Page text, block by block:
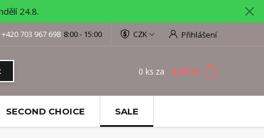
24.8.
CZK Přihlášení
+420 703 967 698 8:00 - 15:00
0 ks za 0,00 Kč
SECOND CHOICE SALE